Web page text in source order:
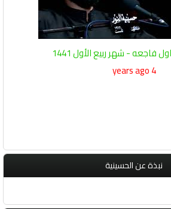
- شهر ربيع الأول 1441
4 years ago
نبذة عن الحسينية